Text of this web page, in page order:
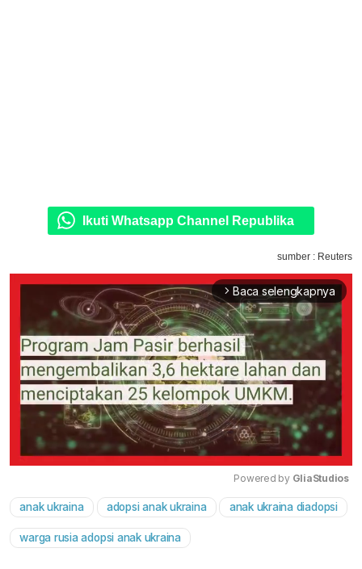
Ikuti Whatsapp Channel Republika
sumber : Reuters
arrow_forward_ios Baca selengkapnya
Mute
Powered by GliaStudios
anak ukraina adopsi anak ukraina anak ukraina diadopsi
warga rusia adopsi anak ukraina